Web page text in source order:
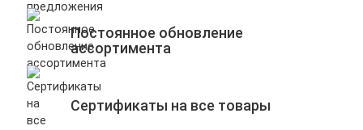
Постоянное обновление
ассортимента
Сертификаты на все товары